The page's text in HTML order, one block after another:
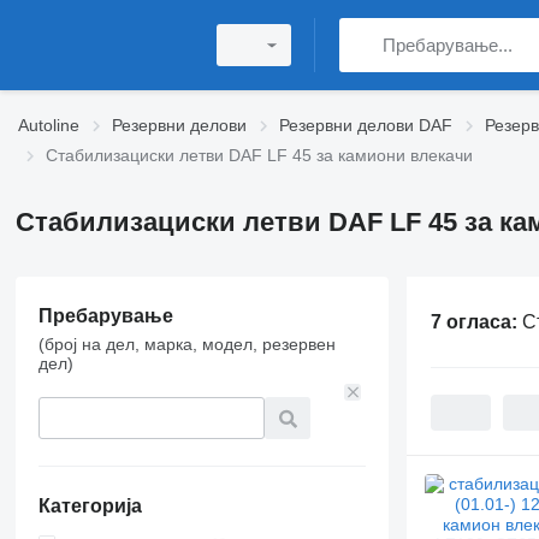
Autoline Резервни делови Резервни делови DAF
Стабилизациски летви DAF LF 45 за камиони влекачи
Стабилизациски летви DAF LF 45 за
Пребарување
(број на дел, марка, модел, резервен
дел)
Категорија
7 огласа: